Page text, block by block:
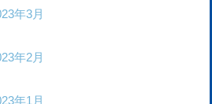
年3月
年2月
年1月